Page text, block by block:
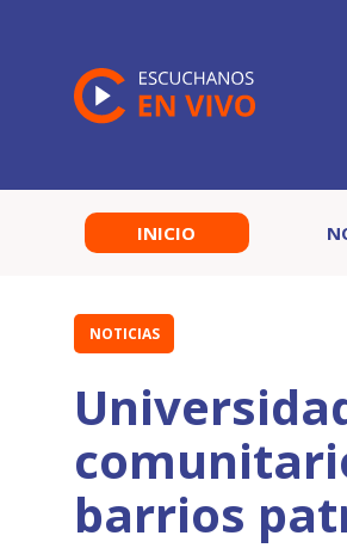
INICIO
NOTICIAS
barrios